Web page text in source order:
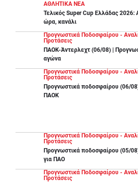
ΑΘΛΗΤΙΚΑ ΝΕΑ
Τελικός Super Cup Ελλάδας
ώρα, κανάλι
Προγνωστικά Ποδοσφαίρου -
Προτάσεις
ΠΑΟΚ-Άντερλεχτ (06/08) |
αγώνα
Προγνωστικά Ποδοσφαίρου -
Προτάσεις
Προγνωστικά ποδοσφαίρου (06/
ΠΑΟΚ
Προγνωστικά Ποδοσφαίρου -
Προτάσεις
Προγνωστικά ποδοσφαίρου (05/
για ΠΑΟ
Προγνωστικά Ποδοσφαίρου -
Προτάσεις